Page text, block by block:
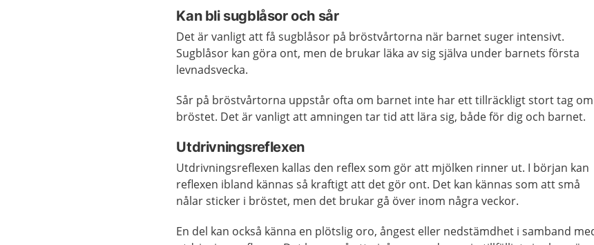
Kan bli sugblåsor och sår
Det är vanligt att få sugblåsor på bröstvårtorna när barnet suger intensivt.
Sugblåsor kan göra ont, men de brukar läka av sig själva under barnets första
levnadsvecka.
Sår på bröstvårtorna uppstår ofta om barnet inte har ett tillräckligt stort tag om
bröstet. Det är vanligt att amningen tar tid att lära sig, både för dig och barnet.
Utdrivningsreflexen
Utdrivningsreflexen kallas den reflex som gör att mjölken rinner ut. I början kan
reflexen ibland kännas så kraftigt att det gör ont. Det kan kännas som att små
nålar sticker i bröstet, men det brukar gå över inom några veckor.
En del kan också känna en plötslig oro, ångest eller nedstämdhet i samband